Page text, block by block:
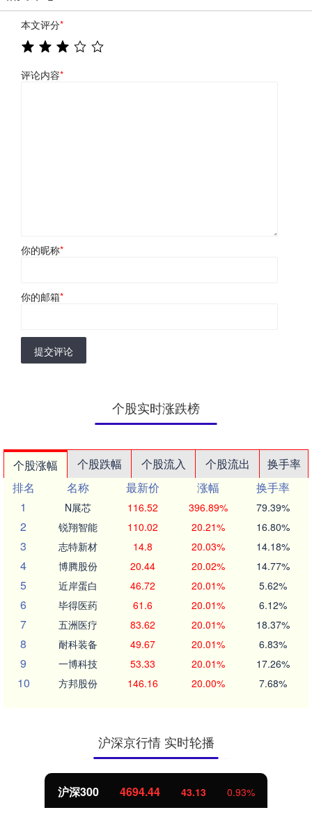
本文评分*
评论内容*
你的昵称*
你的邮箱*
提交评论
个股实时涨跌榜
个股涨幅 个股跌幅 个股流入 个股流出
换手率
排名
名称 最新价 涨幅
换手率
1
N展芯 116.52 396.89% 79.39%
2 锐翔智能 110.02 20.21% 16.80%
3 志特新材 14.8 20.03% 14.18%
4 博腾股份 20.44 20.02% 14.77%
5 近岸蛋白 46.72 20.01% 5.62%
6 毕得医药 61.6 20.01% 6.12%
7 五洲医疗 83.62 20.01% 18.37%
8 耐科装备 49.67 20.01% 6.83%
9 一博科技 53.33 20.01% 17.26%
10 方邦股份 146.16 20.00% 7.68%
沪深京行情 实时轮播
沪深300 4694.44 43.13 0.93%